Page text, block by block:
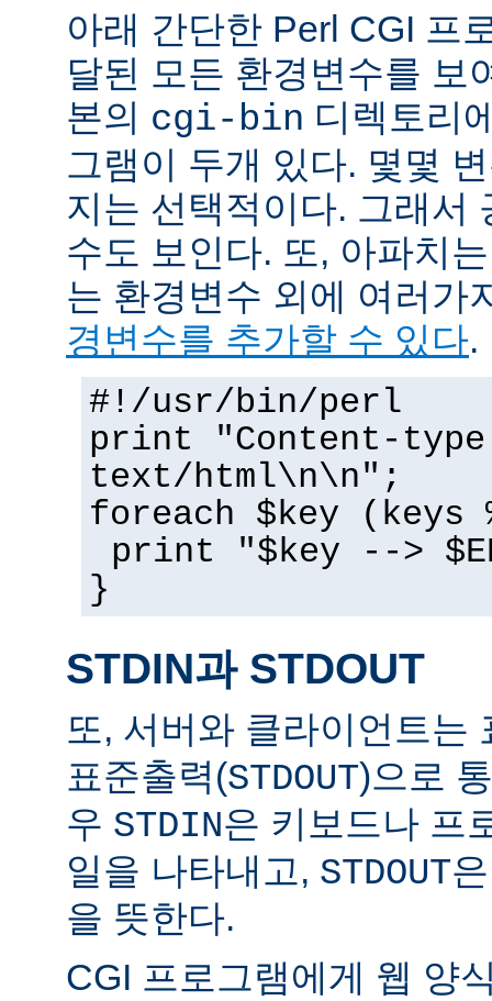
아래 간단한 Perl CGI 프
달된 모든 환경변수를 보
본의 cgi-bin 디렉토리
그램이 두개 있다. 몇몇
지는 선택적이다. 그래서
수도 보인다. 또, 아파치
는 환경변수 외에 여러가
경변수를 추가할 수 있다.
#!/usr/bin/perl
print "Content-
text/html\n\n";
foreach $key (keys
print "$key -->
}
STDIN과 STDOUT
또, 서버와 클라이언트는
표준출력(STDOUT)으로
우 STDIN은 키보드나 프
일을 나타내고, STDOUT
을 뜻한다.
CGI 프로그램에게 웹 양